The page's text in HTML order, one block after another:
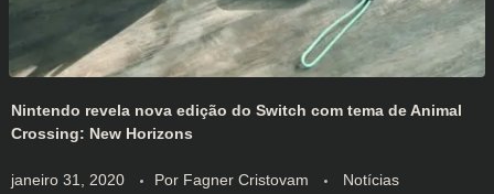
Nintendo revela nova edição do Switch com tema de Animal
Crossing: New Horizons
janeiro 31, 2020 Por Fagner Cristovam Notícias